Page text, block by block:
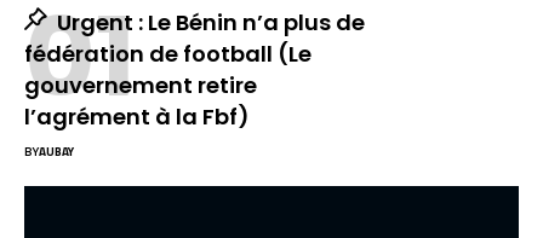
Urgent : Le Bénin n’a plus de
fédération de football (Le
gouvernement retire
l’agrément à la Fbf)
BYAUBAY